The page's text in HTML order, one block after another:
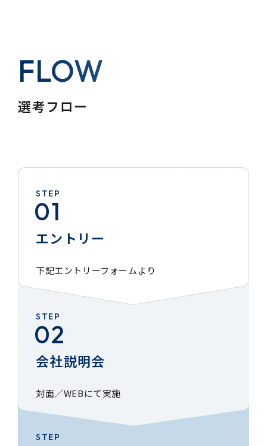
FLOW
選考フロー
STEP
エントリー
下記エントリーフォームより
STEP
会社説明会
対面／WEBにて実施
STEP